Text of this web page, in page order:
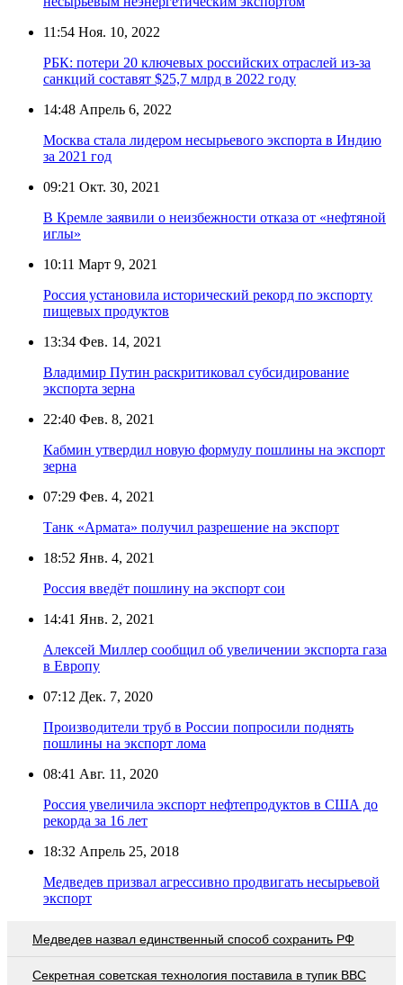
11:54 Ноя. 10, 2022
РБК: потери 20 ключевых российских отраслей из-за
санкций составят $25,7 млрд в 2022 году
14:48 Апрель 6, 2022
Москва стала лидером несырьевого экспорта в Индию
за 2021 год
09:21 Окт. 30, 2021
В Кремле заявили о неизбежности отказа от «нефтяной
иглы»
10:11 Март 9, 2021
Россия установила исторический рекорд по экспорту
пищевых продуктов
13:34 Фев. 14, 2021
Владимир Путин раскритиковал субсидирование
экспорта зерна
22:40 Фев. 8, 2021
Кабмин утвердил новую формулу пошлины на экспорт
зерна
07:29 Фев. 4, 2021
Танк «Армата» получил разрешение на экспорт
18:52 Янв. 4, 2021
Россия введёт пошлину на экспорт сои
14:41 Янв. 2, 2021
Алексей Миллер сообщил об увеличении экспорта газа
в Европу
07:12 Дек. 7, 2020
Производители труб в России попросили поднять
пошлины на экспорт лома
08:41 Авг. 11, 2020
Россия увеличила экспорт нефтепродуктов в США до
рекорда за 16 лет
18:32 Апрель 25, 2018
Медведев призвал агрессивно продвигать несырьевой
экспорт
Медведев назвал единственный способ сохранить РФ
Секретная советская технология поставила в тупик ВВС